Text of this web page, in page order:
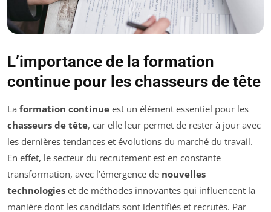
L’importance de la formation
continue pour les chasseurs de tête
La formation continue est un élément essentiel pour les
chasseurs de tête, car elle leur permet de rester à jour avec
les dernières tendances et évolutions du marché du travail.
En effet, le secteur du recrutement est en constante
transformation, avec l’émergence de nouvelles
technologies et de méthodes innovantes qui influencent la
manière dont les candidats sont identifiés et recrutés. Par